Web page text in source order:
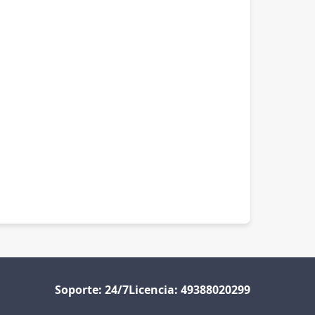
Soporte: 24/7Licencia: 49388020299